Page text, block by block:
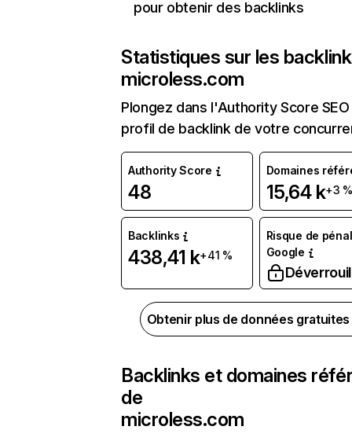
pour obtenir des backlinks
Statistiques sur les
microless.com
Plongez dans l'Authority Score
profil de backlink de votre
Authority Score
48
Domaines
15,64 k+3
Backlinks
438,41 k+41 %
Risque de
Google
Obtenir plus de données
Backlinks et domaines
de
microless.com